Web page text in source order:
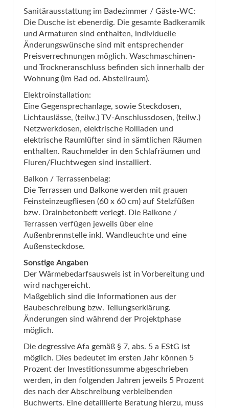
Sanitärausstattung im Badezimmer / Gäste-WC:
Die Dusche ist ebenerdig. Die gesamte Badkeramik
und Armaturen sind enthalten, individuelle
Änderungswünsche sind mit entsprechender
Preisverrechnungen möglich. Waschmaschinen-
und Trockneranschluss befinden sich innerhalb der
Wohnung (im Bad od. Abstellraum).
Elektroinstallation:
Eine Gegensprechanlage, sowie Steckdosen,
Lichtauslässe, (teilw.) TV-Anschlussdosen, (teilw.)
Netzwerkdosen, elektrische Rollladen und
elektrische Raumlüfter sind in sämtlichen Räumen
enthalten. Rauchmelder in den Schlafräumen und
Fluren/Fluchtwegen sind installiert.
Balkon / Terrassenbelag:
Die Terrassen und Balkone werden mit grauen
Feinsteinzeugfliesen (60 x 60 cm) auf Stelzfüßen
bzw. Drainbetonbett verlegt. Die Balkone /
Terrassen verfügen jeweils über eine
Außenbrennstelle inkl. Wandleuchte und eine
Außensteckdose.
Sonstige Angaben
Der Wärmebedarfsausweis ist in Vorbereitung und
wird nachgereicht.
Maßgeblich sind die Informationen aus der
Baubeschreibung bzw. Teilungserklärung.
Änderungen sind während der Projektphase
möglich.
Die degressive Afa gemäß § 7, abs. 5 a EStG ist
möglich. Dies bedeutet im ersten Jahr können 5
Prozent der Investitionssumme abgeschrieben
werden, in den folgenden Jahren jeweils 5 Prozent
des nach der Abschreibung verbleibenden
Buchwerts. Eine detaillierte Beratung hierzu, muss